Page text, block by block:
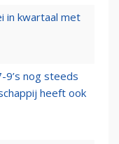
in kwartaal met
9’s nog steeds
heeft ook